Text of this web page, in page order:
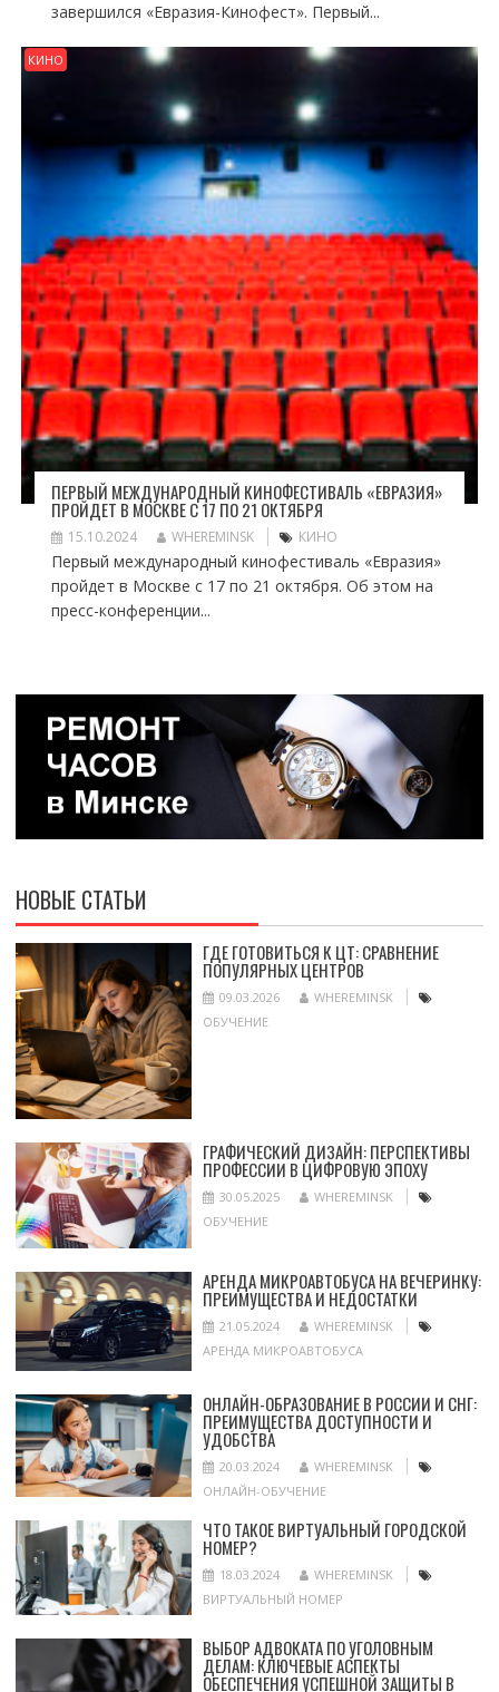
завершился «Евразия-Кинофест». Первый...
КИНО
ПЕРВЫЙ МЕЖДУНАРОДНЫЙ КИНОФЕСТИВАЛЬ «ЕВРАЗИЯ»
ПРОЙДЕТ В МОСКВЕ С 17 ПО 21 ОКТЯБРЯ
15.10.2024 WHEREMINSK КИНО
Первый международный кинофестиваль «Евразия»
пройдет в Москве с 17 по 21 октября. Об этом на
пресс-конференции...
НОВЫЕ СТАТЬИ
ГДЕ ГОТОВИТЬСЯ К ЦТ: СРАВНЕНИЕ
ПОПУЛЯРНЫХ ЦЕНТРОВ
09.03.2026
WHEREMINSK
ОБУЧЕНИЕ
ГРАФИЧЕСКИЙ ДИЗАЙН: ПЕРСПЕКТИВЫ
ПРОФЕССИИ В ЦИФРОВУЮ ЭПОХУ
30.05.2025
WHEREMINSK
ОБУЧЕНИЕ
АРЕНДА МИКРОАВТОБУСА НА ВЕЧЕРИНКУ:
ПРЕИМУЩЕСТВА И НЕДОСТАТКИ
21.05.2024
WHEREMINSK
АРЕНДА МИКРОАВТОБУСА
ОНЛАЙН-ОБРАЗОВАНИЕ В РОССИИ И СНГ:
ПРЕИМУЩЕСТВА ДОСТУПНОСТИ И
УДОБСТВА
20.03.2024
WHEREMINSK
ОНЛАЙН-ОБУЧЕНИЕ
ЧТО ТАКОЕ ВИРТУАЛЬНЫЙ ГОРОДСКОЙ
НОМЕР?
18.03.2024
WHEREMINSK
ВИРТУАЛЬНЫЙ НОМЕР
ВЫБОР АДВОКАТА ПО УГОЛОВНЫМ
ДЕЛАМ: КЛЮЧЕВЫЕ АСПЕКТЫ
ОБЕСПЕЧЕНИЯ УСПЕШНОЙ ЗАЩИТЫ В